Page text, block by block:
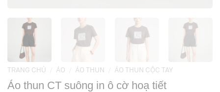
TRANG CHỦ ÁO ÁO THUN ÁO THUN CỘC TAY
Áo thun CT suông in ô cờ hoạ tiết